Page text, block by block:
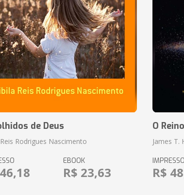
de Deus
Rodrigues Nascimento
EBOOK
R$ 23,63
O
James T.
R$